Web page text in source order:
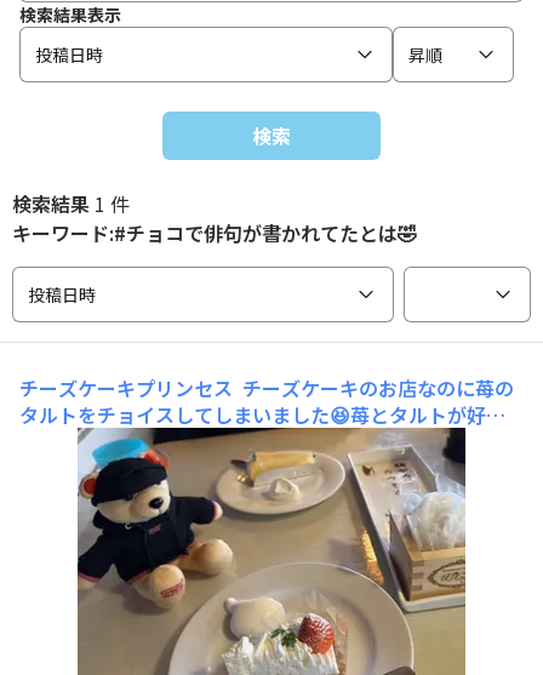
検索結果表示
投稿日時
昇順
検索
検索結果 1 件
キーワード:#チョコで俳句が書かれてたとは🤣
投稿日時
チーズケーキプリンセス チーズケーキのお店なのに苺の
タルトをチョイスしてしまいました😆苺とタルトが好き
なので…ついつい🤣むむ…向かいは定番のチーズケーキこ
れも美味しそう😄 先にケーキを購入して店内で食べるス
タイルなので、ベアちゃんとケーキが来るのを待ってま
す〜🧸 お店は大垣の「奥の細道むすび